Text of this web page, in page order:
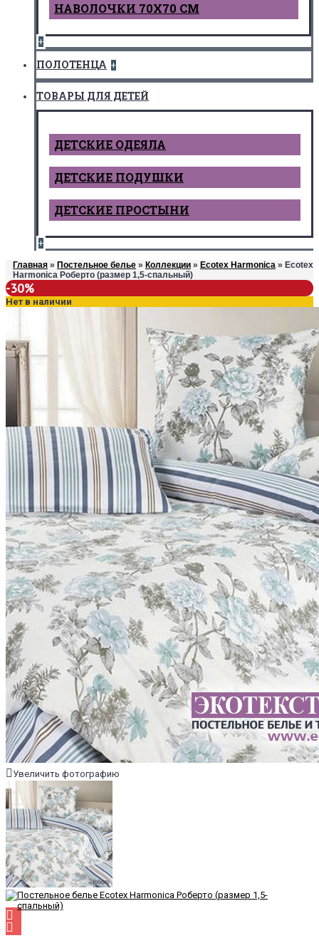
НАВОЛОЧКИ 70Х70 СМ
+
ПОЛОТЕНЦА +
ТОВАРЫ ДЛЯ ДЕТЕЙ
ДЕТCКИЕ ОДЕЯЛА
ДЕТСКИЕ ПОДУШКИ
ДЕТСКИЕ ПРОСТЫНИ
+
Главная » Постельное белье » Коллекции » Ecotex Harmonica » Ecotex
Harmonica Роберто (размер 1,5-спальный)
-30%
Нет в наличии
Увеличить фотографию